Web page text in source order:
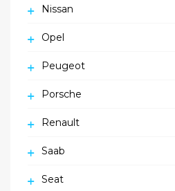
Nissan
Opel
Peugeot
Porsche
Renault
Saab
Seat